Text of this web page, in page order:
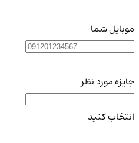
موبایل شما
جایزه مورد نظر
انتخاب کنید